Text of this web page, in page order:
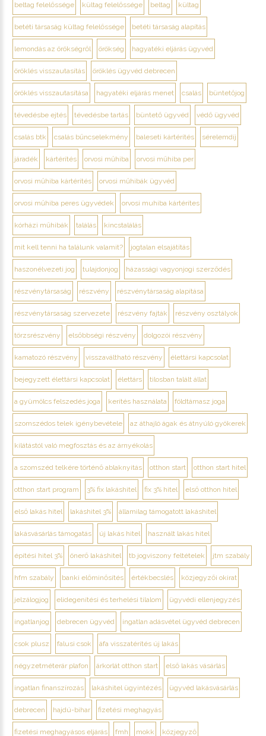
beltag felelőssége kültag felelőssége beltag kültag
betéti társaság kültag felelőssége betéti társaság alapítás
lemondás az örökségről örökség hagyatéki eljárás ügyvéd
öröklés visszautasítás öröklés ügyvéd debrecen
öröklés visszautasítása hagyatéki eljárás menet csalás büntetőjog
tévedésbe ejtés tévedésbe tartás büntető ügyvéd védő ügyvéd
csalás btk csalás bűncselekmény baleseti kártérítés sérelemdíj
járadék kártérítés orvosi műhiba orvosi műhiba per
orvosi műhiba kártérítés orvosi műhibák ügyvéd
orvosi műhiba peres ügyvédek orvosi muhiba kártérítes
kórházi műhibák találás kincstalálás
mit kell tenni ha találunk valamit? jogtalan elsajátítás
haszonélvezeti jog tulajdonjog házassági vagyonjogi szerződés
részvénytársaság részvény részvénytársaság alapítása
részvénytársaság szervezete részvény fajták részvény osztályok
törzsrészvény elsőbbségi részvény dolgozói részvény
kamatozó részvény visszaváltható részvény élettársi kapcsolat
bejegyzett élettársi kapcsolat élettárs tilosban talált állat
a gyümölcs felszedés joga kerítés használata földtámasz joga
szomszédos telek igénybevétele az áthajló ágak és átnyúló gyökerek
kilátástól való megfosztás és az árnyékolás
a szomszéd telkére történő ablaknyitás otthon start otthon start hitel
otthon start program 3% fix lakáshitel fix 3% hitel első otthon hitel
első lakás hitel lakáshitel 3% államilag támogatott lakáshitel
lakásvásárlás támogatás új lakás hitel használt lakás hitel
építési hitel 3% önerő lakáshitel tb jogviszony feltételek jtm szabály
hfm szabály banki előminősítés értékbecslés közjegyzői okirat
jelzálogjog elidegenítési és terhelési tilalom ügyvédi ellenjegyzés
ingatlanjog debrecen ügyvéd ingatlan adásvétel ügyvéd debrecen
csok plusz falusi csok áfa visszatérítés új lakás
négyzetméterár plafon árkorlát otthon start első lakás vásárlás
ingatlan finanszírozás lakáshitel ügyintézés ügyvéd lakásvásárlás
debrecen hajdú-bihar fizetési meghagyás
fizetési meghagyásos eljárás fmh mokk közjegyző